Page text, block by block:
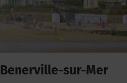
Benerville-sur-Mer